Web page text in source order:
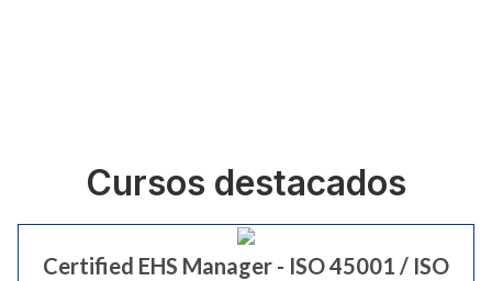
Cursos destacados
Certified EHS Manager - ISO 45001 / ISO